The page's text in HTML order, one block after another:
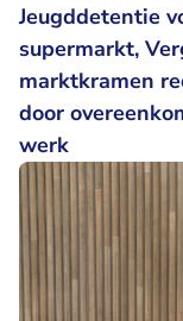
Jeugddetentie
supermarkt,
marktkramen
door
werk